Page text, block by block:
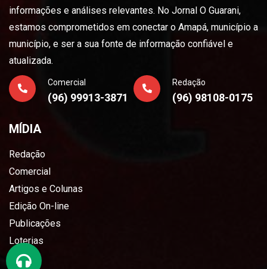
informações e análises relevantes. No Jornal O Guarani,
estamos comprometidos em conectar o Amapá, município a
município, e ser a sua fonte de informação confiável e
atualizada.
Comercial
(96) 99913-3871
Redação
(96) 98108-0175
MÍDIA
Redação
Comercial
Artigos e Colunas
Edição On-line
Publicações
Loterias